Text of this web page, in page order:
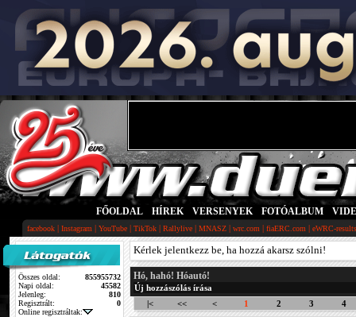
FŐOLDAL HÍREK VERSENYEK FOTÓALBUM
facebook | Instagram | YouTube | TikTok | Rallylive | MNASZ | wrc.com | fiaERC.com | eWRC-
Összes oldal:
855955732
Napi oldal:
45582
Jelenleg:
810
Regisztrált:
0
Online regisztráltak:
Kérlek jelentkezz be, ha hozzá akarsz szólni!
Hó, hahó! Hóautó!
Új hozzászólás írása
|<
<< < 1 2 3 4